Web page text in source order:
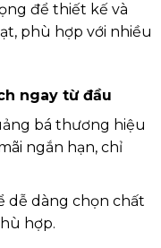
để thiết kế và
phù hợp với nhiều
ngay từ đầu
bá thương hiệu
ngắn hạn, chỉ
dễ dàng chọn chất
hợp.